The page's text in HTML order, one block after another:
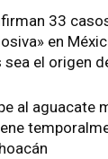
33
en
sea el origen
al aguacate